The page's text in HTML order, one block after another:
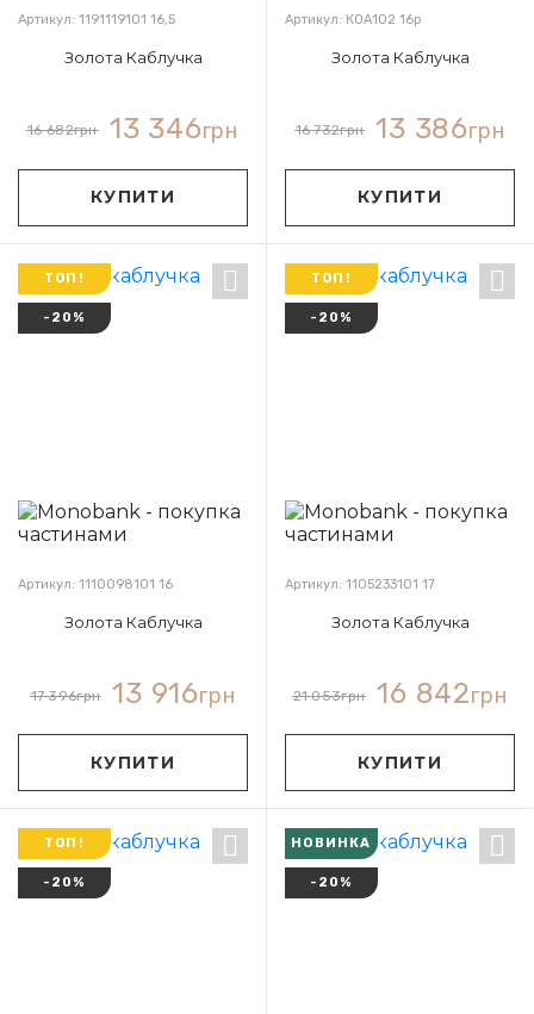
Артикул: 1191119101 16,5
Золота Каблучка
16 682грн 13 346грн
КУПИТИ
Артикул: КОА102 16р
Золота Каблучка
16 732грн 13 386грн
КУПИТИ
ТОП!
-20%
Артикул: 1110098101 16
Золота Каблучка
17 396грн 13 916грн
КУПИТИ
ТОП!
-20%
Артикул: 1105233101 17
Золота Каблучка
21 053грн 16 842грн
КУПИТИ
ТОП!
-20%
НОВИНКА
-20%